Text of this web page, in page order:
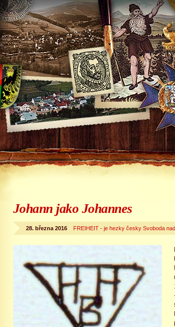
Johann jako Johannes
28. března 2016 FREIHEIT - je hezky česky Svoboda